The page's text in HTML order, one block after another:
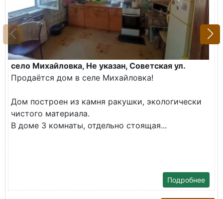
село Михайловка, Не указан, Советская ул.
Продаётся дом в селе Михайловка!
Дом построен из камня ракушки, экологически
чистого материала.
В доме 3 комнаты, отдельно стоящая...
Подробнее